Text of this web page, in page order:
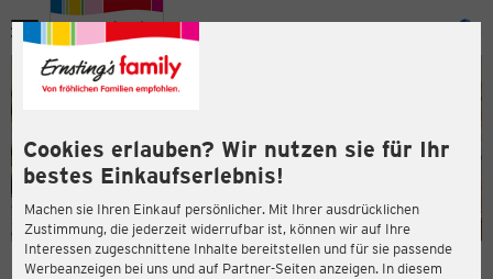
Cookies erlauben? Wir nutzen sie für Ihr
bestes Einkaufserlebnis!
Machen sie Ihren Einkauf persönlicher. Mit Ihrer ausdrücklichen
Zustimmung, die jederzeit widerrufbar ist, können wir auf Ihre
Interessen zugeschnittene Inhalte bereitstellen und für sie passende
Werbeanzeigen bei uns und auf Partner-Seiten anzeigen. In diesem
Menü